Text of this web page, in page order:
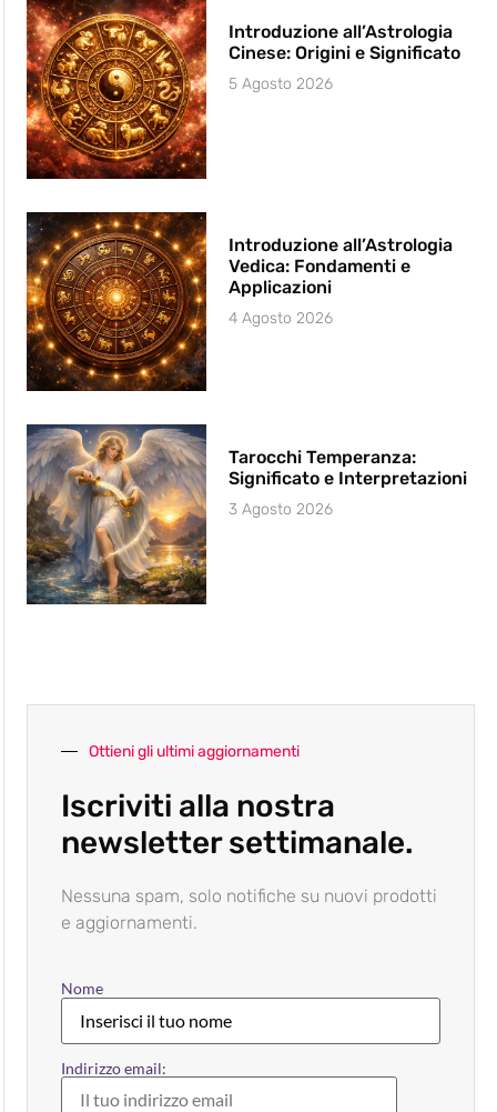
Introduzione all’Astrologia
Cinese: Origini e Significato
5 Agosto 2026
Introduzione all’Astrologia
Vedica: Fondamenti e
Applicazioni
4 Agosto 2026
Tarocchi Temperanza:
Significato e Interpretazioni
3 Agosto 2026
Ottieni gli ultimi aggiornamenti
Iscriviti alla nostra
newsletter settimanale.
Nessuna spam, solo notifiche su nuovi prodotti
e aggiornamenti.
Nome
Indirizzo email: